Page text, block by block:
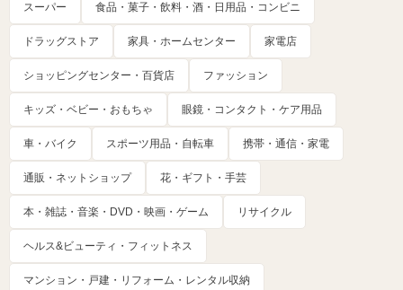
スーパー 食品・菓子・飲料・酒・日用品・コンビニ
ドラッグストア 家具・ホームセンター 家電店
ショッピングセンター・百貨店 ファッション
キッズ・ベビー・おもちゃ 眼鏡・コンタクト・ケア用品
車・バイク スポーツ用品・自転車 携帯・通信・家電
通販・ネットショップ 花・ギフト・手芸
本・雑誌・音楽・DVD・映画・ゲーム リサイクル
ヘルス&ビューティ・フィットネス
マンション・戸建・リフォーム・レンタル収納